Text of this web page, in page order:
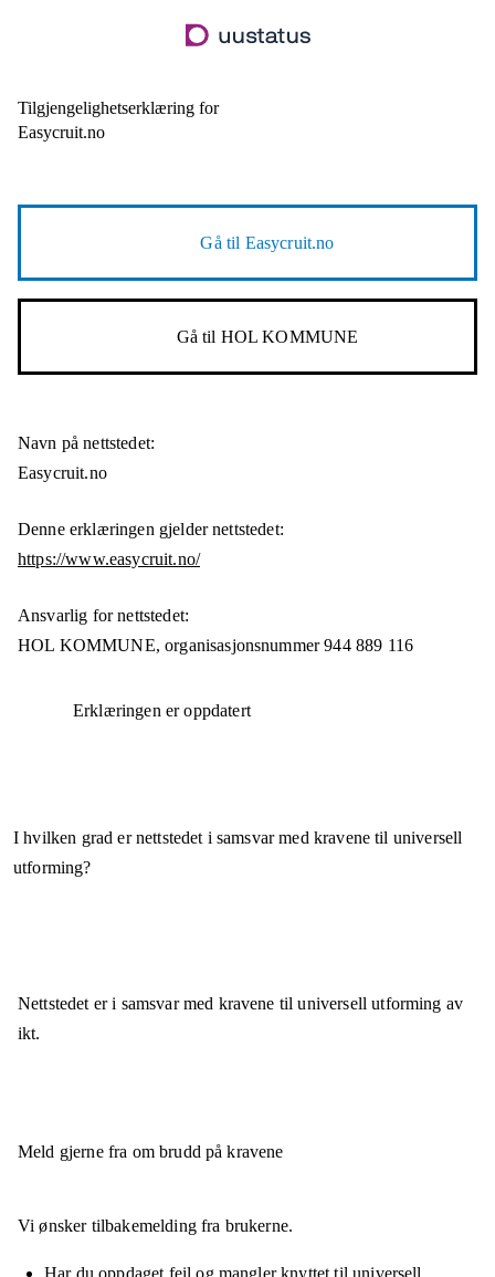
til
Tilgjengelighetserklæring for
Easycruit.no
Gå til Easycruit.no
Gå til HOL KOMMUNE
Navn på nettstedet:
Easycruit.no
Denne erklæringen gjelder nettstedet:
https://www.easycruit.no/
Ansvarlig for nettstedet:
HOL KOMMUNE,organisasjonsnummer 944 889 116
Erklæringen er oppdatert
I hvilken grad er nettstedet i samsvar med kravene til universell
utforming?
Nettstedet eri samsvarmed kravene til universell utforming av
ikt.
Meld gjerne fra om brudd på kravene
Vi ønsker tilbakemelding fra brukerne.